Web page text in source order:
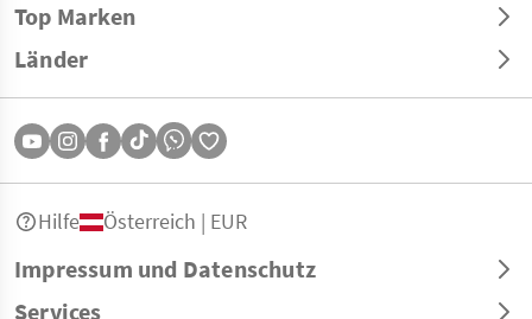
Top Marken
Länder
Impressum und Datenschutz
Services
Hilfe Österreich | EUR